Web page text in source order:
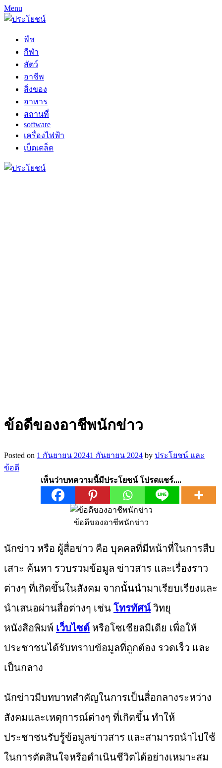
Menu
พืช
กีฬา
สัตว์
อาชีพ
สิ่งของ
อาหาร
สถานที่
software
เครื่องไฟฟ้า
เบ็ดเตล็ด
ข้อดีของอาชีพนักข่าว
Posted on 1 กันยายน 20241 กันยายน 2024 by ประโยชน์ และ
ข้อดี
เห็นว่าบทความนี้มีประโยชน์ โปรดแชร์....
ข้อดีของอาชีพนักข่าว
นักข่าว หรือ ผู้สื่อข่าว คือ บุคคลที่มีหน้าที่ในการสืบ
เสาะ ค้นหา รวบรวมข้อมูล ข่าวสาร และเรื่องราว
ต่างๆ ที่เกิดขึ้นในสังคม จากนั้นนำมาเรียบเรียงและ
นำเสนอผ่านสื่อต่างๆ เช่นโทรทัศน์วิทยุ
หนังสือพิมพ์เว็บไซต์หรือโซเชียลมีเดีย เพื่อให้
ประชาชนได้รับทราบข้อมูลที่ถูกต้อง รวดเร็ว และ
เป็นกลาง
นักข่าวมีบทบาทสำคัญในการเป็นสื่อกลางระหว่าง
สังคมและเหตุการณ์ต่างๆ ที่เกิดขึ้น ทำให้
ประชาชนรับรู้ข้อมูลข่าวสาร และสามารถนำไปใช้
ในการตัดสินใจหรือดำเนินชีวิตได้อย่างเหมาะสม